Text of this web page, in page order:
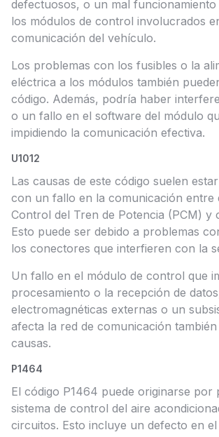
defectuosos, o un mal funcionamiento
los módulos de control involucrados
comunicación del vehículo.
Los problemas con los fusibles o la
eléctrica a los módulos también
código. Además, podría haber
o un fallo en el software del módulo
impidiendo la comunicación efectiva.
U1012
Las causas de este código suelen
con un fallo en la comunicación entre
Control del Tren de Potencia (PCM) y
Esto puede ser debido a problemas
los conectores que interfieren con la
Un fallo en el módulo de control que
procesamiento o la recepción de
electromagnéticas externas o un
afecta la red de comunicación
causas.
P1464
El código P1464 puede originarse por
sistema de control del aire
circuitos. Esto incluye un defecto en